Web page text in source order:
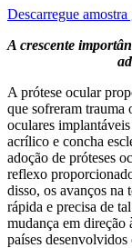
Descarregue amostra
A crescente
A prótese ocular
que sofreram trauma
oculares
acrílico e concha
adoção de próteses
reflexo
disso, os avanços
rápida e precisa de
mudança em direção
países